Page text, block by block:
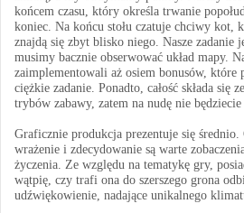
końcem czasu, który określa trwanie
koniec. Na końcu stołu czatuje chciwy kot,
znajdą się zbyt blisko niego. Nasze zadanie
musimy bacznie obserwować układ mapy.
zaimplementowali aż osiem bonusów, które
ciężkie zadanie. Ponadto, całość składa się
trybów zabawy, zatem na nudę nie będziecie
Graficznie produkcja prezentuje się
wrażenie i zdecydowanie są warte
życzenia. Ze względu na tematykę gry,
wątpię, czy trafi ona do szerszego grona
udźwiękowienie, nadające unikalnego